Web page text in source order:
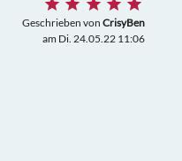
Geschrieben von CrisyBen
am Di. 24.05.22 11:06